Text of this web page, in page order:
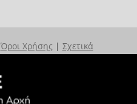
Όροι Χρήσης | Σχετικά